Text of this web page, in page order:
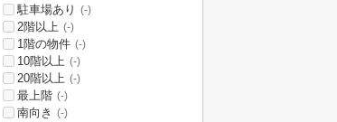
駐車場あり (-)
2階以上 (-)
1階の物件 (-)
10階以上 (-)
20階以上 (-)
最上階 (-)
南向き (-)